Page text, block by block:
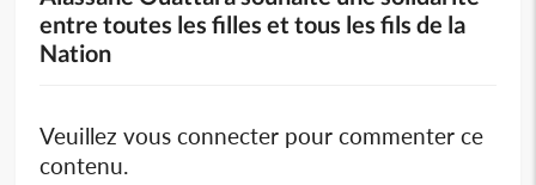
entre toutes les filles et tous les fils de la
Nation
Veuillez vous connecter pour commenter ce
contenu.